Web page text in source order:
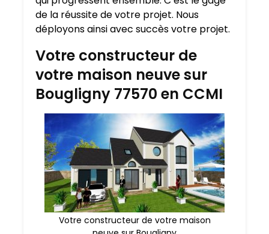
de la réussite de votre projet. Nous
déployons ainsi avec succès votre projet.
Votre constructeur de
votre maison neuve sur
Bougligny 77570 en CCMI
Votre constructeur de votre maison